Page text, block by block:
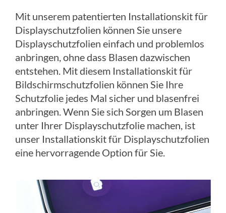
Mit unserem patentierten Installationskit für
Displayschutzfolien können Sie unsere
Displayschutzfolien einfach und problemlos
anbringen, ohne dass Blasen dazwischen
entstehen. Mit diesem Installationskit für
Bildschirmschutzfolien können Sie Ihre
Schutzfolie jedes Mal sicher und blasenfrei
anbringen. Wenn Sie sich Sorgen um Blasen
unter Ihrer Displayschutzfolie machen, ist
unser Installationskit für Displayschutzfolien
eine hervorragende Option für Sie.